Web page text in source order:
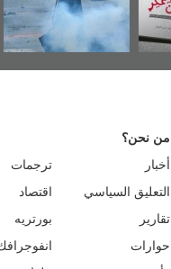
من نحن؟
أخبار
التعليق السياسي
تقارير
حوارات
ترجمات
اقتصاد
بورتريه